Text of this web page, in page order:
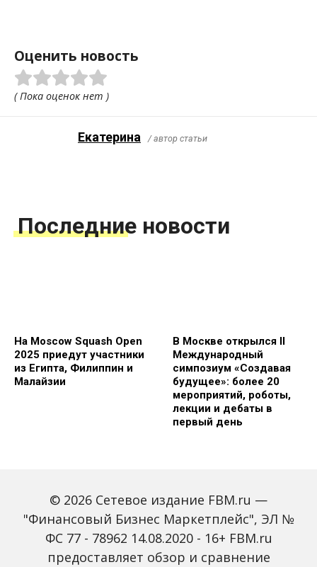
Оценить новость
( Пока оценок нет )
Екатерина / автор статьи
Последние новости
На Moscow Squash Open
2025 приедут участники
из Египта, Филиппин и
Малайзии
В Москве открылся II
Международный
симпозиум «Создавая
будущее»: более 20
мероприятий, роботы,
лекции и дебаты в
первый день
Зарплаты вырастут,
Россиян предупредили
© 2026 Сетевое издание FBM.ru —
"Финансовый Бизнес Маркетплейс", ЭЛ №
ФС 77 - 78962 14.08.2020 - 16+ FBM.ru
предоставляет обзор и сравнение